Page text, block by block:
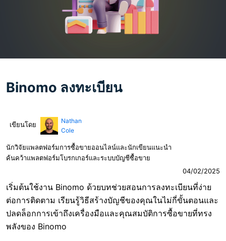
Binomo ลงทะเบียน
เขียนโดย
Nathan
Cole
นักวิจัยแพลตฟอร์มการซื้อขายออนไลน์และนักเขียนแนะนำ
ค้นคว้าแพลตฟอร์มโบรกเกอร์และระบบบัญชีซื้อขาย
04/02/2025
เริ่มต้นใช้งาน Binomo ด้วยบทช่วยสอนการลงทะเบียนที่ง่าย
ต่อการติดตาม เรียนรู้วิธีสร้างบัญชีของคุณในไม่กี่ขั้นตอนและ
ปลดล็อกการเข้าถึงเครื่องมือและคุณสมบัติการซื้อขายที่ทรง
พลังของ Binomo